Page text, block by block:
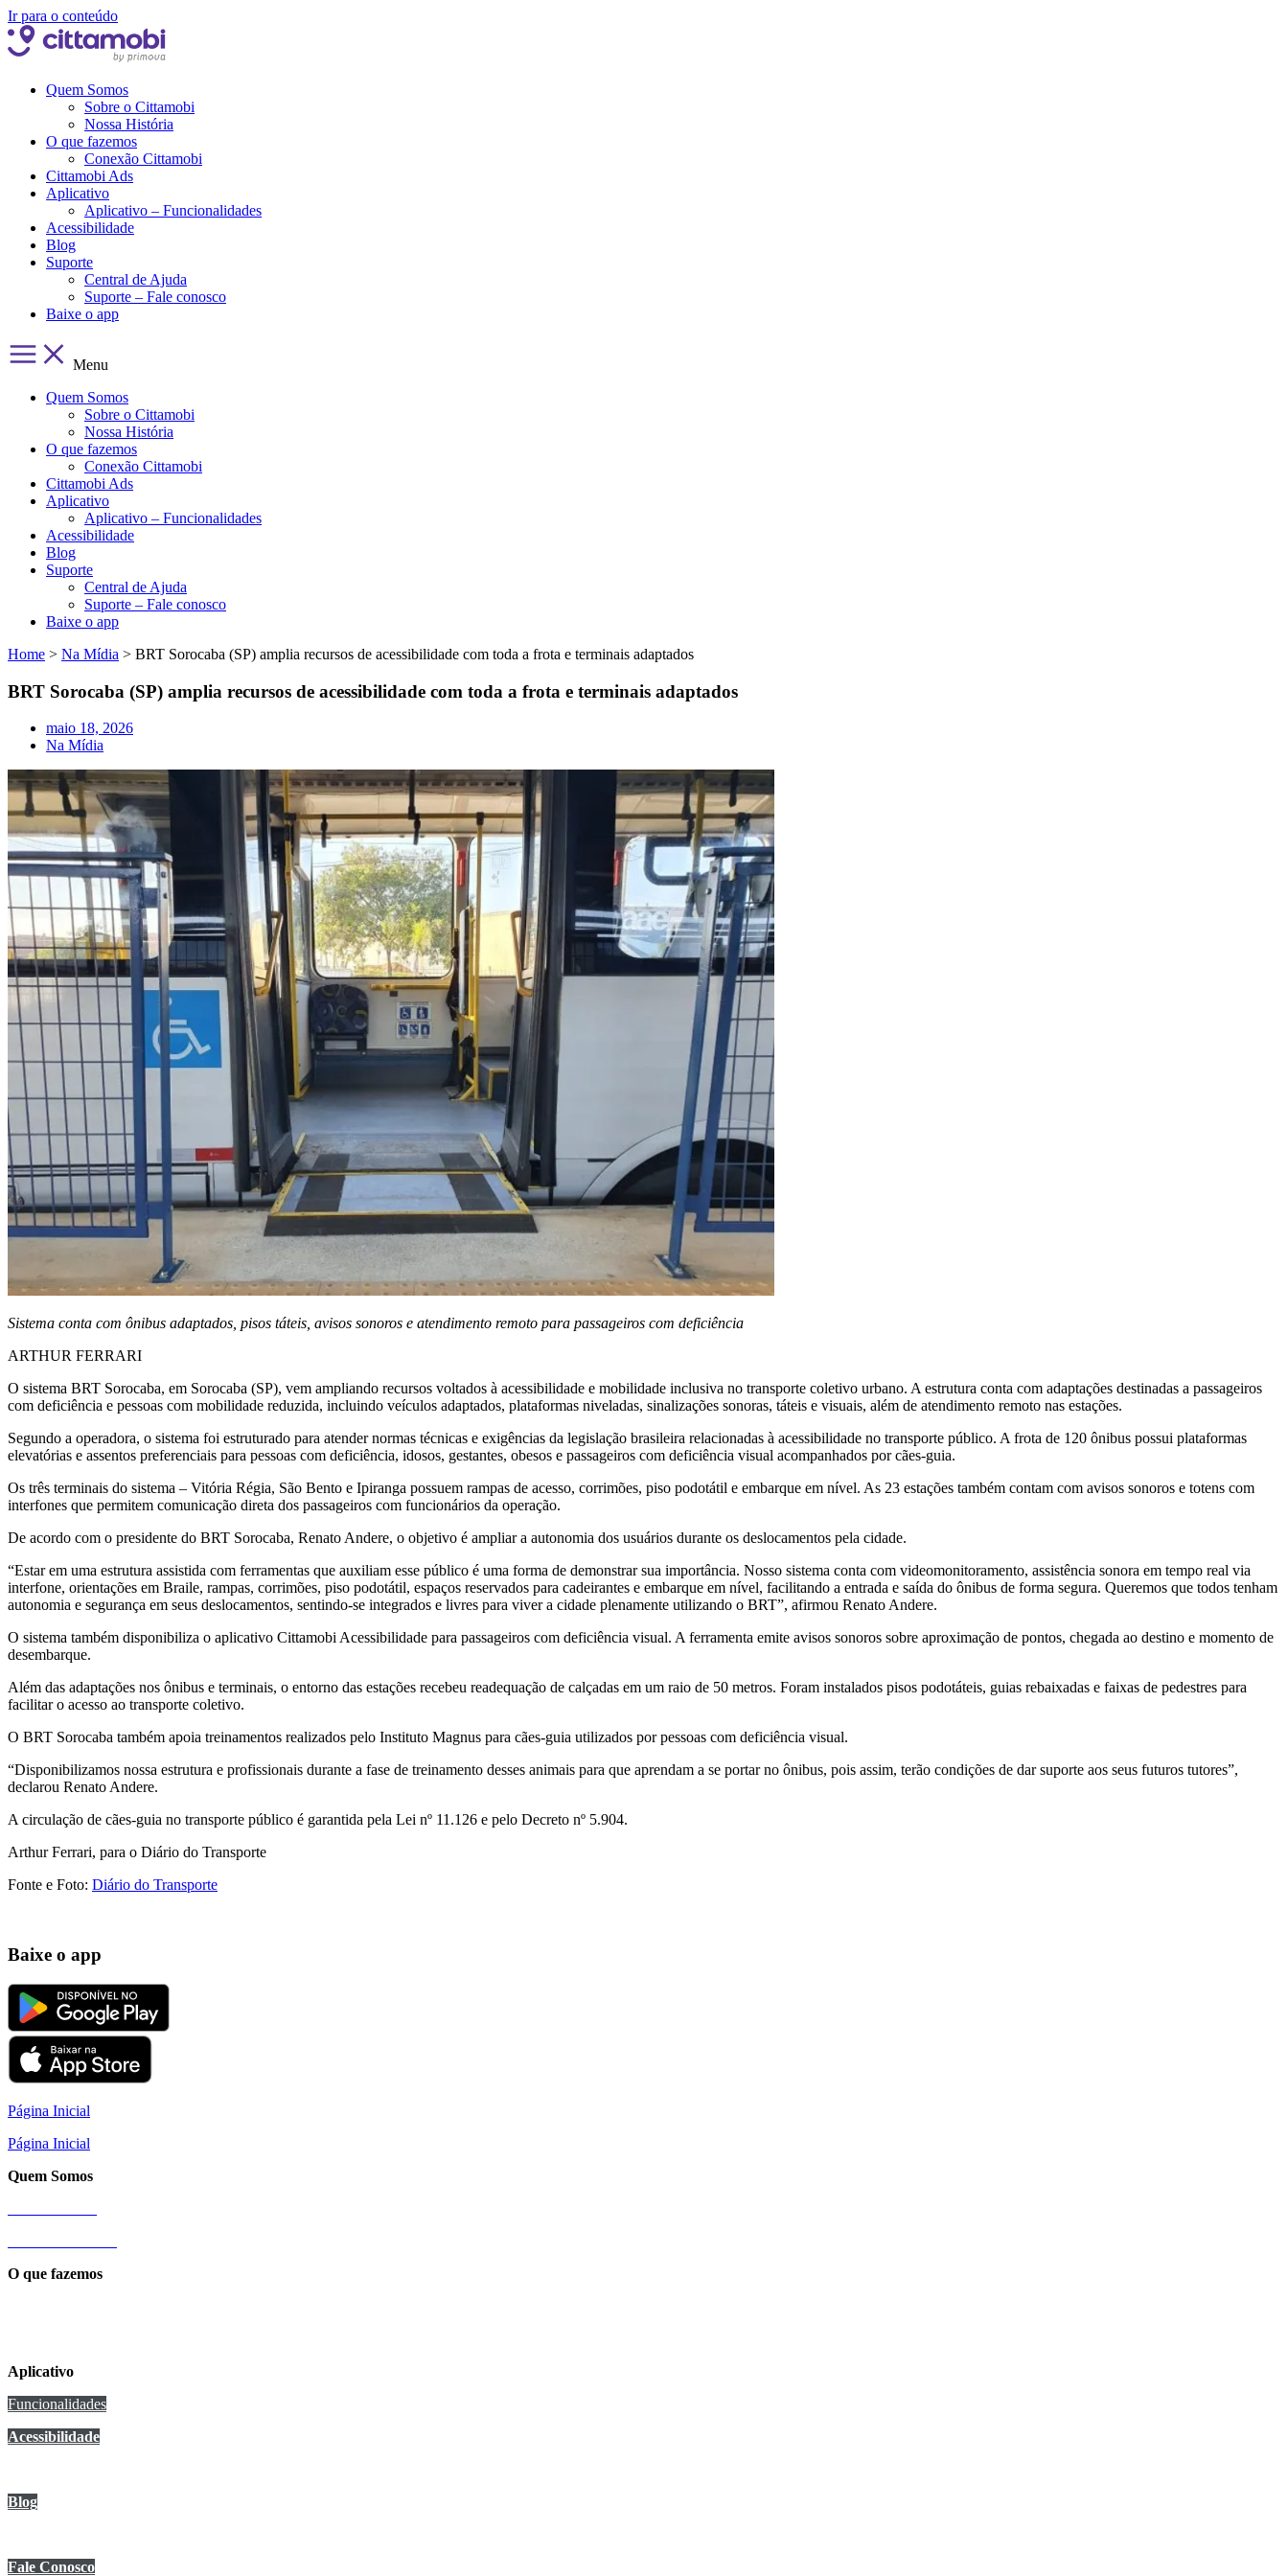
Ir para o conteúdo
Quem Somos
Sobre o Cittamobi
Nossa História
O que fazemos
Conexão Cittamobi
Cittamobi Ads
Aplicativo
Aplicativo – Funcionalidades
Acessibilidade
Blog
Suporte
Central de Ajuda
Suporte – Fale conosco
Baixe o app
Menu
Quem Somos
Sobre o Cittamobi
Nossa História
O que fazemos
Conexão Cittamobi
Cittamobi Ads
Aplicativo
Aplicativo – Funcionalidades
Acessibilidade
Blog
Suporte
Central de Ajuda
Suporte – Fale conosco
Baixe o app
Home > Na Mídia > BRT Sorocaba (SP) amplia recursos de acessibilidade com toda a frota e terminais adaptados
BRT Sorocaba (SP) amplia recursos de acessibilidade com toda a frota e terminais adaptados
maio 18, 2026
Na Mídia
Sistema conta com ônibus adaptados, pisos táteis, avisos sonoros e atendimento remoto para passageiros com deficiência
ARTHUR FERRARI
O sistema BRT Sorocaba, em Sorocaba (SP), vem ampliando recursos voltados à acessibilidade e mobilidade inclusiva no transporte coletivo urbano. A estrutura conta com adaptações destinadas a passageiros
com deficiência e pessoas com mobilidade reduzida, incluindo veículos adaptados, plataformas niveladas, sinalizações sonoras, táteis e visuais, além de atendimento remoto nas estações.
Segundo a operadora, o sistema foi estruturado para atender normas técnicas e exigências da legislação brasileira relacionadas à acessibilidade no transporte público. A frota de 120 ônibus possui plataformas
elevatórias e assentos preferenciais para pessoas com deficiência, idosos, gestantes, obesos e passageiros com deficiência visual acompanhados por cães-guia.
Os três terminais do sistema – Vitória Régia, São Bento e Ipiranga possuem rampas de acesso, corrimões, piso podotátil e embarque em nível. As 23 estações também contam com avisos sonoros e totens com
interfones que permitem comunicação direta dos passageiros com funcionários da operação.
De acordo com o presidente do BRT Sorocaba, Renato Andere, o objetivo é ampliar a autonomia dos usuários durante os deslocamentos pela cidade.
“Estar em uma estrutura assistida com ferramentas que auxiliam esse público é uma forma de demonstrar sua importância. Nosso sistema conta com videomonitoramento, assistência sonora em tempo real via
interfone, orientações em Braile, rampas, corrimões, piso podotátil, espaços reservados para cadeirantes e embarque em nível, facilitando a entrada e saída do ônibus de forma segura. Queremos que todos tenham
autonomia e segurança em seus deslocamentos, sentindo-se integrados e livres para viver a cidade plenamente utilizando o BRT”, afirmou Renato Andere.
O sistema também disponibiliza o aplicativo Cittamobi Acessibilidade para passageiros com deficiência visual. A ferramenta emite avisos sonoros sobre aproximação de pontos, chegada ao destino e momento de
desembarque.
Além das adaptações nos ônibus e terminais, o entorno das estações recebeu readequação de calçadas em um raio de 50 metros. Foram instalados pisos podotáteis, guias rebaixadas e faixas de pedestres para
facilitar o acesso ao transporte coletivo.
O BRT Sorocaba também apoia treinamentos realizados pelo Instituto Magnus para cães-guia utilizados por pessoas com deficiência visual.
“Disponibilizamos nossa estrutura e profissionais durante a fase de treinamento desses animais para que aprendam a se portar no ônibus, pois assim, terão condições de dar suporte aos seus futuros tutores”,
declarou Renato Andere.
A circulação de cães-guia no transporte público é garantida pela Lei nº 11.126 e pelo Decreto nº 5.904.
Arthur Ferrari, para o Diário do Transporte
Fonte e Foto: Diário do Transporte
Baixe o app
Página Inicial
Página Inicial
Quem Somos
O que fazemos
Aplicativo
Funcionalidades
Acessibilidade
Blog
Fale Conosco